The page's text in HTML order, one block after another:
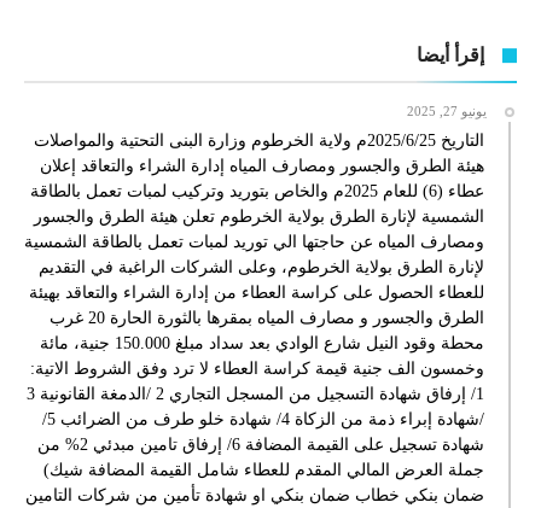
إقرأ أيضا
يونيو 27, 2025
التاريخ 2025/6/25م ولاية الخرطوم وزارة البنى التحتية والمواصلات
هيئة الطرق والجسور ومصارف المياه إدارة الشراء والتعاقد إعلان
عطاء (6) للعام 2025م والخاص بتوريد وتركيب لمبات تعمل بالطاقة
الشمسية لإنارة الطرق بولاية الخرطوم تعلن هيئة الطرق والجسور
ومصارف المياه عن حاجتها الي توريد لمبات تعمل بالطاقة الشمسية
لإنارة الطرق بولاية الخرطوم، وعلى الشركات الراغبة في التقديم
للعطاء الحصول على كراسة العطاء من إدارة الشراء والتعاقد بهيئة
الطرق والجسور و مصارف المياه بمقرها بالثورة الحارة 20 غرب
محطة وقود النيل شارع الوادي بعد سداد مبلغ 150.000 جنية، مائة
وخمسون الف جنية قيمة كراسة العطاء لا ترد وفق الشروط الاتية:
1/ إرفاق شهادة التسجيل من المسجل التجاري 2 /الدمغة القانونية 3
/شهادة إبراء ذمة من الزكاة 4/ شهادة خلو طرف من الضرائب 5/
شهادة تسجيل على القيمة المضافة 6/ إرفاق تامين مبدئي 2% من
جملة العرض المالي المقدم للعطاء شامل القيمة المضافة شيك)
ضمان بنكي خطاب ضمان بنكي او شهادة تأمين من شركات التامين